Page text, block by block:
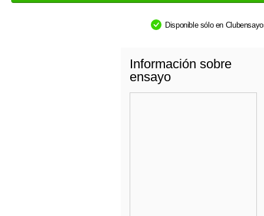
Disponible sólo en
Información sobre
ensayo